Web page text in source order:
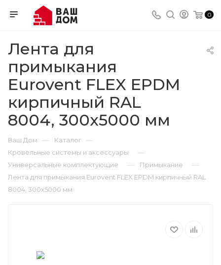
0
Лента для
примыкания
Eurovent FLEX EPDM
кирпичный RAL
8004, 300х5000 мм
Ваш Дом — Каталог —
Кровельные системы и аксессуары —
Универсальные комплектующие — Примыкание —
Лента для примыкания Eurovent FLEX EPDM кирпичный RAL
8004, 300х5000 мм